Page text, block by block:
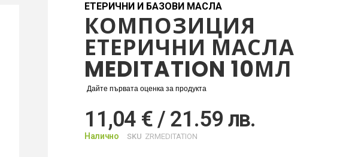
ЕТЕРИЧНИ И БАЗОВИ МАСЛА
КОМПОЗИЦИЯ
ЕТЕРИЧНИ МАСЛА
MEDITATION 10МЛ
Дайте първата оценка за продукта
11,04 € / 21.59 лв.
Налично SKU ZRMEDITATION